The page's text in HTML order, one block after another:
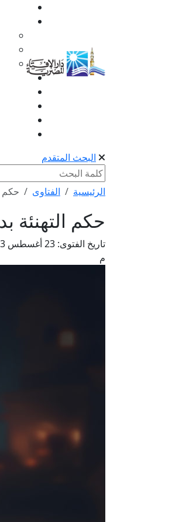
البحث المتقدم
الرئيسية الفتاوى حكم
حكم
تاريخ الفتوى:
م